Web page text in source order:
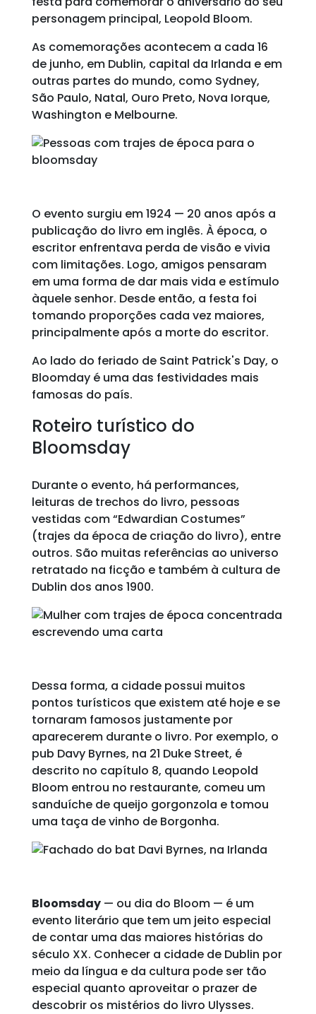
personagem principal, Leopold Bloom.
As comemorações acontecem a cada 16
de junho, em Dublin, capital da Irlanda e em
outras partes do mundo, como Sydney,
São Paulo, Natal, Ouro Preto, Nova Iorque,
Washington e Melbourne.
O evento surgiu em 1924 — 20 anos após a
publicação do livro em inglês. À época, o
escritor enfrentava perda de visão e vivia
com limitações. Logo, amigos pensaram
em uma forma de dar mais vida e estímulo
àquele senhor. Desde então, a festa foi
tomando proporções cada vez maiores,
principalmente após a morte do escritor.
Ao lado do feriado de Saint Patrick's Day, o
Bloomday é uma das festividades mais
famosas do país.
Roteiro turístico do
Bloomsday
Durante o evento, há performances,
leituras de trechos do livro, pessoas
vestidas com “Edwardian Costumes”
(trajes da época de criação do livro), entre
outros. São muitas referências ao universo
retratado na ficção e também à cultura de
Dublin dos anos 1900.
Dessa forma, a cidade possui muitos
pontos turísticos que existem até hoje e se
tornaram famosos justamente por
aparecerem durante o livro. Por exemplo, o
pub Davy Byrnes, na 21 Duke Street, é
descrito no capítulo 8, quando Leopold
Bloom entrou no restaurante, comeu um
sanduíche de queijo gorgonzola e tomou
uma taça de vinho de Borgonha.
Bloomsday— ou dia do Bloom — é um
evento literário que tem um jeito especial
de contar uma das maiores histórias do
século XX. Conhecer a cidade de Dublin por
meio da língua e da cultura pode ser tão
especial quanto aproveitar o prazer de
descobrir os mistérios do livro Ulysses.